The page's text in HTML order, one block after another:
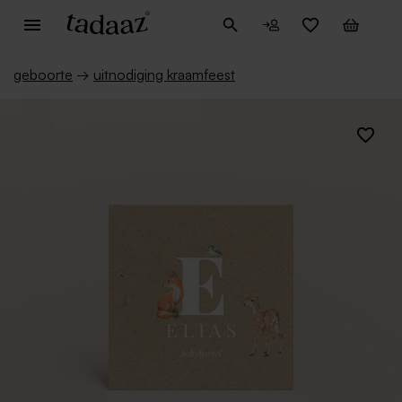
geboorte → uitnodiging kraamfeest